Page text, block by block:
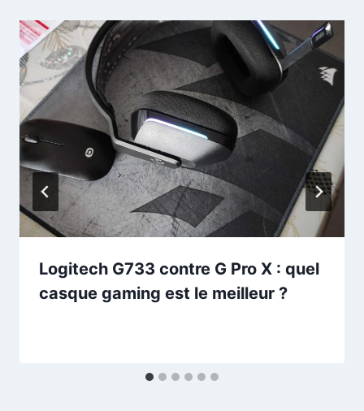
Logitech G733 contre G Pro X : quel
casque gaming est le meilleur ?